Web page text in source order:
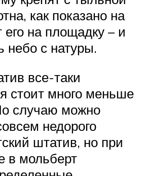
как показано на
его на площадку – и
небо с натуры.
все-таки
стоит много меньше
случаю можно
недорого
штатив, но при
в мольберт